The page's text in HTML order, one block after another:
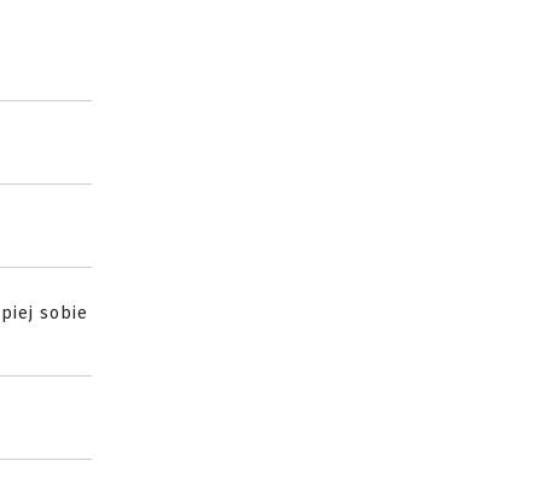
sobie